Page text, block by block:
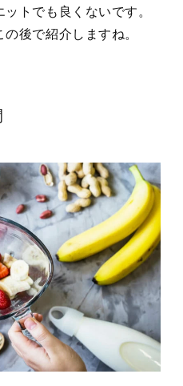
トでも良くないです。
後で紹介しますね。